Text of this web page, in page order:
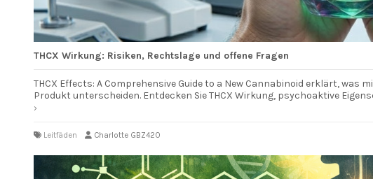
THCX Wirkung: Risiken, Rechtslage und offene Fragen
THCX Effects: A Comprehensive Guide to a New Cannabinoid erklärt,
Produkt unterscheiden. Entdecken Sie THCX Wirkung, psychoaktive
Leitfäden Charlotte GBZ420